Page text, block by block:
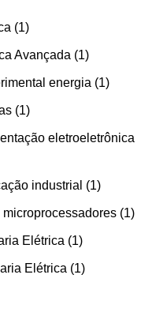
1
Avançada 1
energia 1
1
eletroeletrônica
industrial 1
1
Elétrica 1
Elétrica 1